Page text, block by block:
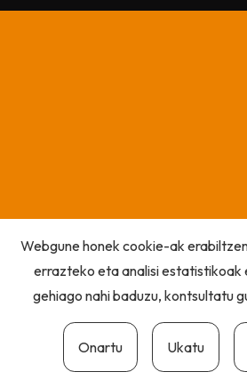
Webgune honek cookie-ak
errazteko eta analisi estatistikoak
gehiago nahi baduzu, kontsultatu
Onartu Ukatu